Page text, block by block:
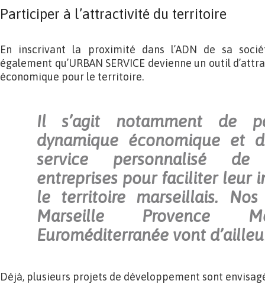
Participer à l’attractivité du territoire
En inscrivant la proximité dans l’ADN de sa
également qu’URBAN SERVICE devienne un outil
économique pour le territoire.
Il s’agit notamment de
dynamique économique et
service personnalisé
entreprises pour faciliter leur
le territoire marseillais.
Marseille Provence
Euroméditerranée vont
Déjà, plusieurs projets de développement sont